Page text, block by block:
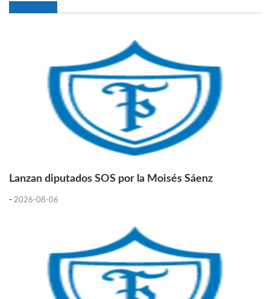
Lanzan diputados SOS por la Moisés Sáenz
- 2026-08-06